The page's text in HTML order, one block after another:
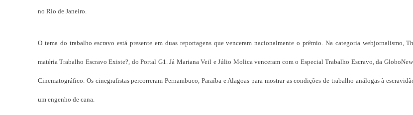
no Rio de Janeiro.
O tema do trabalho escravo está presente em duas reportagens que venceram nacionalmente o prêmio. Na categoria webjornalismo,
matéria Trabalho Escravo Existe?, do Portal G1. Já Mariana Veil e Júlio Molica venceram com o Especial Trabalho Escravo, da
Cinematográfico. Os cinegrafistas percorreram Pernambuco, Paraíba e Alagoas para mostrar as condições de trabalho análogas à
um engenho de cana.